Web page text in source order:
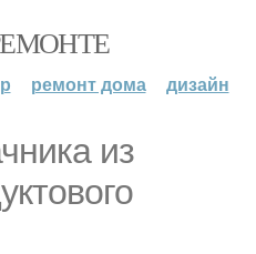
ремонт дома дизайн
из